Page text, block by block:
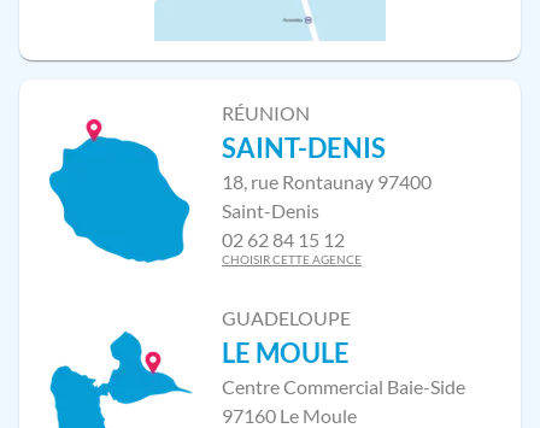
RÉUNION
SAINT-DENIS
18, rue Rontaunay 97400
Saint-Denis
02 62 84 15 12
CHOISIR CETTE AGENCE
GUADELOUPE
LE MOULE
Centre Commercial Baie-Side
97160 Le Moule